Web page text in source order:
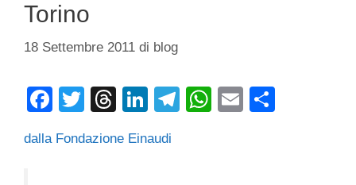
Torino
18 Settembre 2011 di blog
F
c
T
tt
T
e
Li
k
T
W E
dalla Fondazione Einaudi